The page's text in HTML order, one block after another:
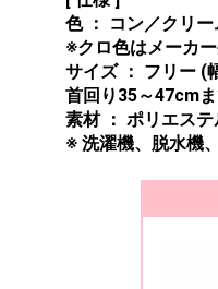
色 ： コン／クリ
※クロ色はメーカー
サイズ ： フリー (
首回り35～47cm
素材 ： ポリエス
※ 洗濯機、脱水機